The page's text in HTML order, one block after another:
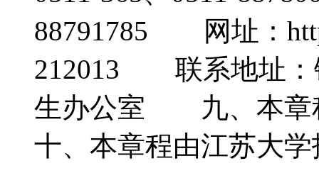
88791785 网址：
212013 联系地址：
生办公室 九、本
十、本章程由江苏大